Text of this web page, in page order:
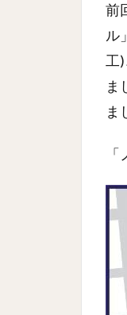
前
ル
工
ま
ま